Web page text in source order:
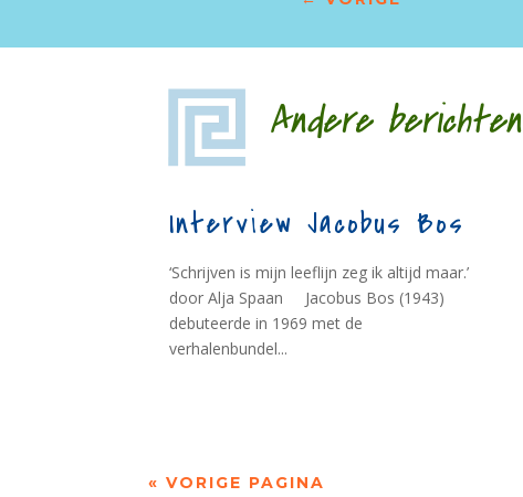
Andere berichten
Interview Jacobus Bos
‘Schrijven is mijn leeflijn zeg ik altijd maar.’
door Alja Spaan Jacobus Bos (1943)
debuteerde in 1969 met de
verhalenbundel...
« VORIGE PAGINA